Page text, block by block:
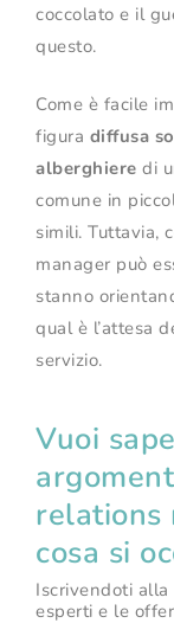
coccolato e il
questo.
Come è facile
figura diffusa
alberghiere di
comune in
simili. Tuttavia,
manager può
stanno
qual è l’attesa
servizio.
Vuoi
relations
cosa si
Iscrivendoti
esperti e le